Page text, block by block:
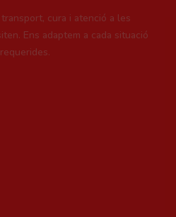
cura i atenció a les
Ens adaptem a cada situació